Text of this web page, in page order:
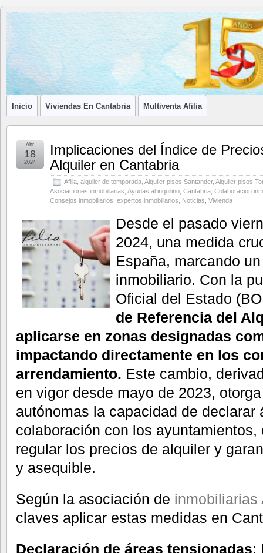
Blog de
Afilia
Inmobiliarias
LA ASOCIACIÓN DE LOS PROFESIONALES INMOBILIARIOS
Inicio Viviendas En Cantabria Multiventa Afilia
Implicaciones del Índice de
Alquiler en Cantabria
Afilia alquiler de temporada Alquiler pisos Santander, Alquiler pisos
Asociaciones inmobiliarias Ayudas al inquilino Cantabria Colaboracion
Consejos inmobiliarios expertos inmobiliarios Noticias Vivienda
Abr
18
2024
Desde el pasado
2024, una medida
España, marcando
inmobiliario. Con la
Oficial del Estado
de Referencia del
aplicarse en zonas designadas
impactando directamente en los
arrendamiento. Este cambio,
en vigor desde mayo de 2023,
autónomas la capacidad de declarar
colaboración con los
regular los precios de alquiler y
y asequible.
Según la asociación de inmobiliarias
claves aplicar estas medidas en
Declaración de áreas tensionadas: